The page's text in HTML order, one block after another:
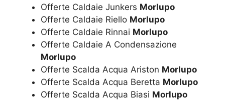
Offerte Caldaie Junkers Morlupo
Offerte Caldaie Riello Morlupo
Offerte Caldaie Rinnai Morlupo
Offerte Caldaie A Condensazione
Morlupo
Offerte Scalda Acqua Ariston Morlupo
Offerte Scalda Acqua Beretta Morlupo
Offerte Scalda Acqua Biasi Morlupo